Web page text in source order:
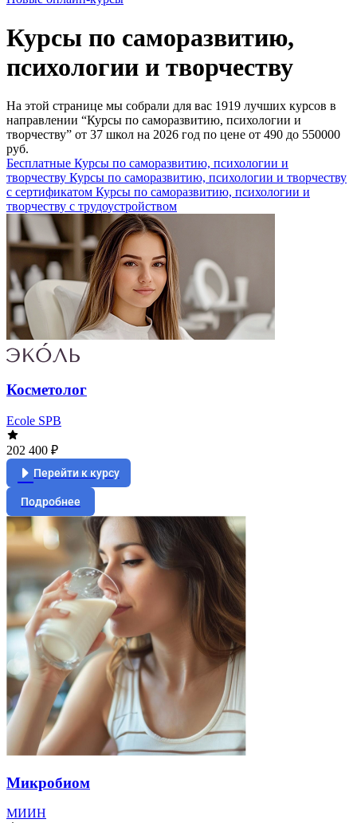
Курсы по саморазвитию,
психологии и творчеству
На этой странице мы собрали для вас 1919 лучших курсов в
направлении “Курсы по саморазвитию, психологии и
творчеству” от 37 школ на 2026 год по цене от 490 до 550000
руб.
Бесплатные Курсы по саморазвитию, психологии и
творчеству Курсы по саморазвитию, психологии и творчеству
с сертификатом Курсы по саморазвитию, психологии и
творчеству с трудоустройством
Косметолог
Ecole SPB
202 400 ₽
Перейти к курсу
Подробнее
Микробиом
МИИН